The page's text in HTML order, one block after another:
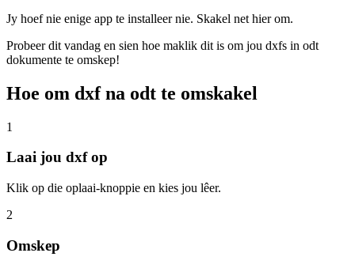
Jy hoef nie enige app te installeer nie. Skakel net hier om.
Probeer dit vandag en sien hoe maklik dit is om jou dxfs in odt
dokumente te omskep!
Hoe om dxf na odt te omskakel
1
Laai jou dxf op
Klik op die oplaai-knoppie en kies jou lêer.
2
Omskep